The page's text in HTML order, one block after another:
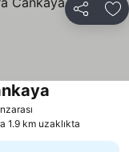
Paylaş
1.9 km uzaklıkta